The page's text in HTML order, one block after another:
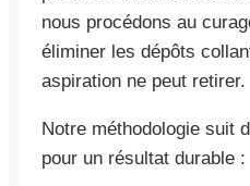
nous procédons au
éliminer les dépôts
aspiration ne peut retirer.
Notre méthodologie suit
pour un résultat durable :